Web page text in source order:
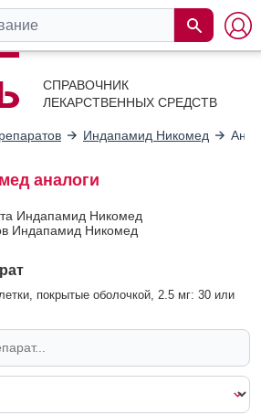
СПРАВОЧНИК
ЛЕКАРСТВЕННЫХ СРЕДСТВ
Индапамид Никомед
аналоги
Индапамид Никомед
Индапамид Никомед
покрытые оболочкой, 2.5 мг: 30 или